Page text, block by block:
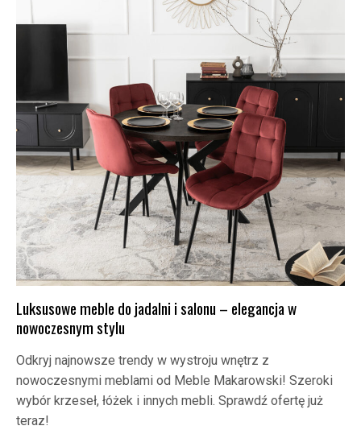
Luksusowe meble do jadalni i salonu – elegancja w
nowoczesnym stylu
Odkryj najnowsze trendy w wystroju wnętrz z
nowoczesnymi meblami od Meble Makarowski! Szeroki
wybór krzeseł, łóżek i innych mebli. Sprawdź ofertę już
teraz!